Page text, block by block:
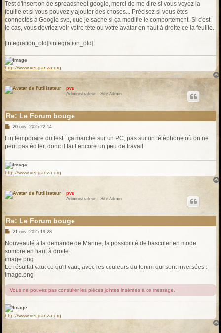
s
s
a
g
Test d'insertion de spreadsheet google, merci de me dire si vous voyez la
feuille et si vous pouvez y ajouter des choses... Précisez si vous êtes
connectés à Google svp, que je sache si ça modifie le comportement. Si c'est
le cas, vous devriez voir votre tête ou votre avatar en haut à droite de la feuille.
[integration_old][/integration_old]
http://www.venganza.org
pvu
Administrateur - Site Admin
Re: Le Forum bouge
M
s
s
a
20 nov. 2025 22:14
Fin temporaire du test : ça marche sur un PC, pas sur un téléphone où on ne
peut pas éditer, donc il faut encore un peu de travail
http://www.venganza.org
pvu
Administrateur - Site Admin
Re: Le Forum bouge
M
s
s
a
g
21 nov. 2025 19:28
Nouveauté à la demande de Marine, la possibilité de basculer en mode
sombre en haut à droite :
image.png
Le résultat vaut ce qu'il vaut, avec les couleurs du forum qui sont inversées :
image.png
Vous ne pouvez pas consulter les pièces jointes insérées à ce message.
http://www.venganza.org